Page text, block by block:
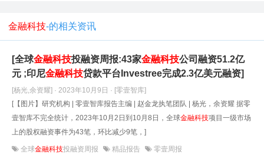
金融科技-的相关资讯
[全球金融科技投融资周报:43家金融科技公司融资51.2亿
元 ;印尼金融科技贷款平台Investree完成2.3亿美元融资]
[杨光,余资耀] · 2023年10月9日 · [零壹智库]
[【图片】研究机构 | 零壹智库报告主编 | 赵金龙执笔团队 | 杨光，余资耀 据零
壹智库不完全统计，2023年10月2日到10月8日，全球金融科技项目一级市场
上的股权融资事件为43笔，环比减少9笔，]
全球金融科技投融资周报 精品报告 零壹周报